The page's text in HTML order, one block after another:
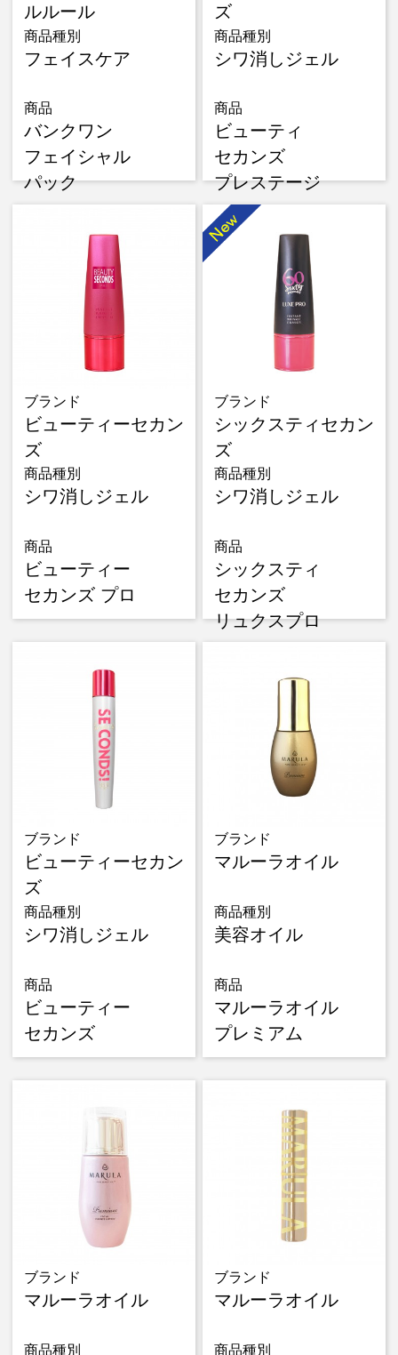
ルルール
商品種別
フェイスケア
商品
バンクワン
フェイシャル
パック
ズ
商品種別
シワ消しジェル
商品
ビューティ
セカンズ
プレステージ
ブランド
ビューティーセカン
ズ
商品種別
シワ消しジェル
商品
ビューティー
セカンズ プロ
ブランド
シックスティセカン
ズ
商品種別
シワ消しジェル
商品
シックスティ
セカンズ
リュクスプロ
ブランド
ビューティーセカン
ズ
商品種別
シワ消しジェル
商品
ビューティー
セカンズ
ブランド
マルーラオイル
商品種別
美容オイル
商品
マルーラオイル
プレミアム
ブランド
マルーラオイル
商品種別
ブランド
マルーラオイル
商品種別